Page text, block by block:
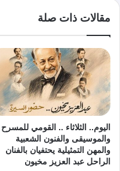
مقالات ذات صلة
اليوم.. الثلاثاء .. القومي للمسرح
والموسيقى والفنون الشعبية
والمهن التمثيلية يحتفيان بالفنان
الراحل عبد العزيز مخيون